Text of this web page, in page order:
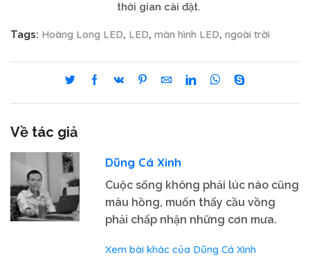
thời gian cài đặt.
Tags: Hoàng Long LED, LED, màn hình LED, ngoài trời
Về tác giả
Dũng Cá Xinh
Cuộc sống không phải lúc nào cũng
màu hồng, muốn thấy cầu vồng
phải chấp nhận những cơn mưa.
Xem bài khác của Dũng Cá Xinh